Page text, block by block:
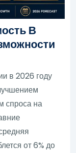
В
в 2026 году
спроса на
от 6% до